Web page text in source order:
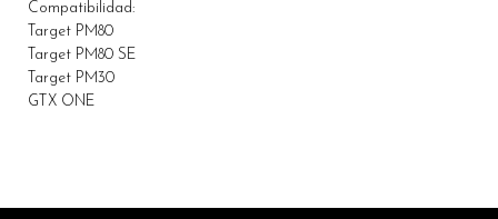
Compatibilidad:
Target PM80
Target PM80 SE
Target PM30
GTX ONE